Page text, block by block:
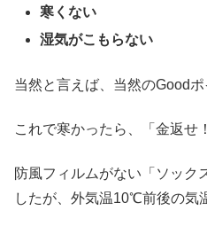
寒くない
湿気がこもらない
当然と言えば、当然のGoodポ
これで寒かったら、「金返せ
防風フィルムがない「ソック
したが、外気温10℃前後の気